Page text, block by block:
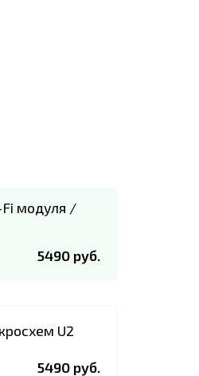
модуля /
5490 руб.
U2
5490 руб.